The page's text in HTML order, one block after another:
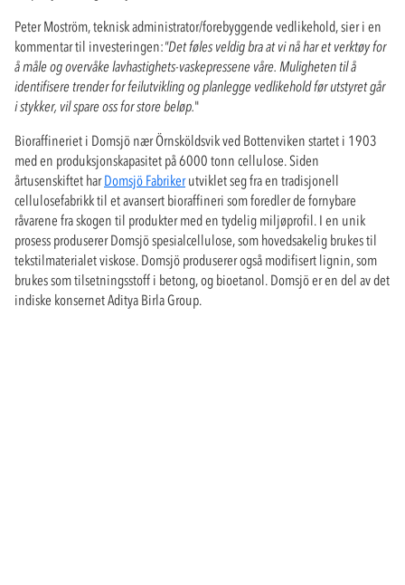
Peter Moström, teknisk administrator/forebyggende vedlikehold, sier i en
kommentar til investeringen:"Det føles veldig bra at vi nå har et verktøy for
å måle og overvåke lavhastighets-vaskepressene våre. Muligheten til å
identifisere trender for feilutvikling og planlegge vedlikehold før utstyret går
i stykker, vil spare oss for store beløp."
Bioraffineriet i Domsjö nær Örnsköldsvik ved Bottenviken startet i 1903
med en produksjonskapasitet på 6000 tonn cellulose. Siden
årtusenskiftet harDomsjö Fabrikerutviklet seg fra en tradisjonell
cellulosefabrikk til et avansert bioraffineri som foredler de fornybare
råvarene fra skogen til produkter med en tydelig miljøprofil. I en unik
prosess produserer Domsjö spesialcellulose, som hovedsakelig brukes til
tekstilmaterialet viskose. Domsjö produserer også modifisert lignin, som
brukes som tilsetningsstoff i betong, og bioetanol. Domsjö er en del av det
indiske konsernet Aditya Birla Group.